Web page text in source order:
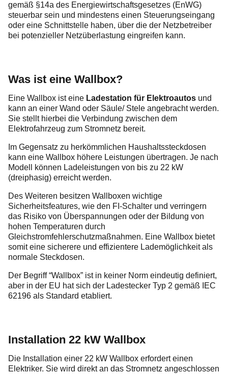
gemäß §14a des Energiewirtschaftsgesetzes (EnWG)
steuerbar sein und mindestens einen Steuerungseingang
oder eine Schnittstelle haben, über die der Netzbetreiber
bei potenzieller Netzüberlastung eingreifen kann.
Was ist eine Wallbox?
Eine Wallbox ist eine Ladestation für Elektroautos und
kann an einer Wand oder Säule/ Stele angebracht werden.
Sie stellt hierbei die Verbindung zwischen dem
Elektrofahrzeug zum Stromnetz bereit.
Im Gegensatz zu herkömmlichen Haushaltssteckdosen
kann eine Wallbox höhere Leistungen übertragen. Je nach
Modell können Ladeleistungen von bis zu 22 kW
(dreiphasig) erreicht werden.
Des Weiteren besitzen Wallboxen wichtige
Sicherheitsfeatures, wie den FI-Schalter und verringern
das Risiko von Überspannungen oder der Bildung von
hohen Temperaturen durch
Gleichstromfehlerschutzmaßnahmen. Eine Wallbox bietet
somit eine sicherere und effizientere Lademöglichkeit als
normale Steckdosen.
Der Begriff “Wallbox” ist in keiner Norm eindeutig definiert,
aber in der EU hat sich der Ladestecker Typ 2 gemäß IEC
62196 als Standard etabliert.
Installation 22 kW Wallbox
Die Installation einer 22 kW Wallbox erfordert einen
Elektriker. Sie wird direkt an das Stromnetz angeschlossen